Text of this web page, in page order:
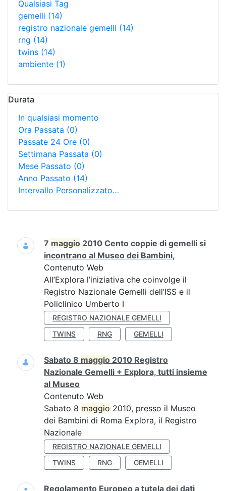
Qualsiasi Tag
gemelli (14)
registro nazionale gemelli (14)
rng (14)
twins (14)
ambiente (1)
Durata
In qualsiasi momento
Ora Passata (0)
Passate 24 Ore (0)
Settimana Passata (0)
Mese Passato (0)
Anno Passato (14)
Intervallo Personalizzato…
Ricerca
7 maggio 2010 Cento coppie di gemelli si
incontrano al Museo dei Bambini,
Contenuto Web
All’Explora l’iniziativa che coinvolge il
Registro Nazionale Gemelli dell’ISS e il
Policlinico Umberto I
REGISTRO NAZIONALE GEMELLI
TWINS
RNG GEMELLI
Sabato 8 maggio 2010 Registro
Nazionale Gemelli + Explora, tutti insieme
al Museo
Contenuto Web
Sabato 8 maggio 2010, presso il Museo
dei Bambini di Roma Explora, il Registro
Nazionale
REGISTRO NAZIONALE GEMELLI
TWINS
RNG GEMELLI
Regolamento Europeo a tutela dei dati